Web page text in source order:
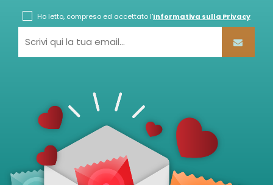
Ho letto, compreso ed accettato l'Informativa sulla Privacy